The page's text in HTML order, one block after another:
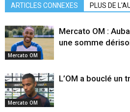
ARTICLES CONNEXES PLUS DE
Mercato OM
Mercato OM :
une somme
Mercato OM
L’OM a bouclé un